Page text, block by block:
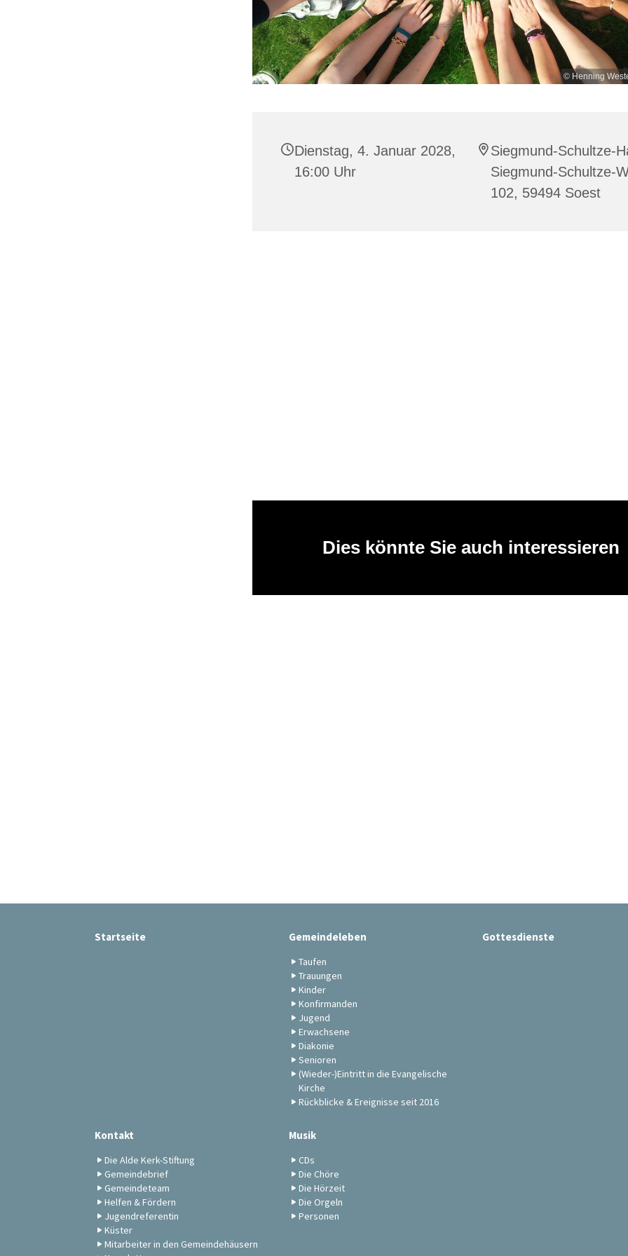
© Henning
Dienstag, 4. Januar 2028,
16:00 Uhr
Siegmund-Schultze-
Siegmund-Schultze-
102, 59494 Soest
Dies könnte Sie auch interessieren
Startseite Gemeindeleben
Taufen
Trauungen
Kinder
Konfirmanden
Jugend
Erwachsene
Diakonie
Senioren
(Wieder-)Eintritt in die Evangelische
Kirche
Rückblicke & Ereignisse seit 2016
Gottesdienste
Kontakt
Die Alde Kerk-Stiftung
Gemeindebrief
Gemeindeteam
Helfen & Fördern
Jugendreferentin
Küster
Mitarbeiter in den Gemeindehäusern
Musik
CDs
Die Chöre
Die Hörzeit
Die Orgeln
Personen